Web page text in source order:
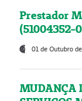
Prestador
(51004352-
01 de Outubro
MUDANÇA